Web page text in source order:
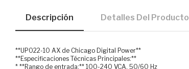
Descripción Detalles Del Producto
**UPO22-10 AX de Chicago Digital Power**
**Especificaciones Técnicas Principales:**
* **Rango de entrada:** 100-240 VCA, 50/60 Hz